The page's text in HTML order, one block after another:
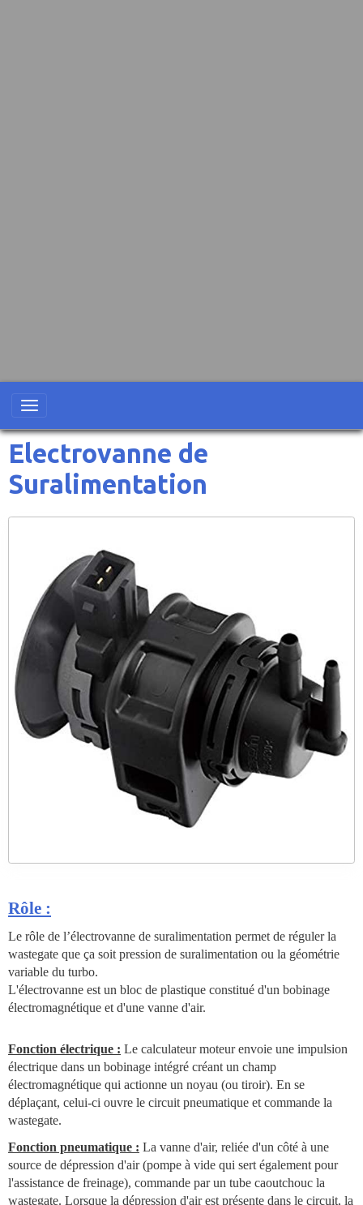
Electrovanne de
Suralimentation
Rôle :
Le rôle de l’électrovanne de suralimentation permet de réguler la
wastegate que ça soit pression de suralimentation ou la géométrie
variable du turbo.
L'électrovanne est un bloc de plastique constitué d'un bobinage
électromagnétique et d'une vanne d'air.
Fonction électrique : Le calculateur moteur envoie une impulsion
électrique dans un bobinage intégré créant un champ
électromagnétique qui actionne un noyau (ou tiroir). En se
déplaçant, celui-ci ouvre le circuit pneumatique et commande la
wastegate.
Fonction pneumatique : La vanne d'air, reliée d'un côté à une
source de dépression d'air (pompe à vide qui sert également pour
l'assistance de freinage), commande par un tube caoutchouc la
wastegate. Lorsque la dépression d'air est présente dans le circuit, la